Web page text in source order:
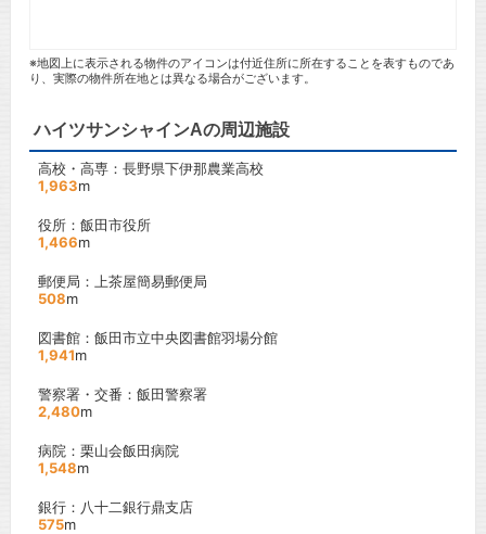
※地図上に表示される物件のアイコンは付近住所に所在することを表すものであ
り、実際の物件所在地とは異なる場合がございます。
ハイツサンシャインAの周辺施設
高校・高専：長野県下伊那農業高校
1,963m
役所：飯田市役所
1,466m
郵便局：上茶屋簡易郵便局
508m
図書館：飯田市立中央図書館羽場分館
1,941m
警察署・交番：飯田警察署
2,480m
病院：栗山会飯田病院
1,548m
銀行：八十二銀行鼎支店
575m